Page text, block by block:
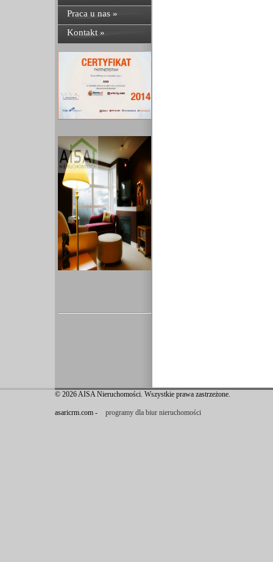
Praca u nas »
Kontakt »
© 2026 AISA Nieruchomości. Wszystkie prawa zastrzeżone.
asaricrm.com - programy dla biur nieruchomości